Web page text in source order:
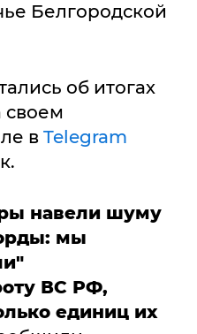
Белгородской
об итогах
своем
в Telegram
навели шуму
мы
ВС РФ,
единиц их